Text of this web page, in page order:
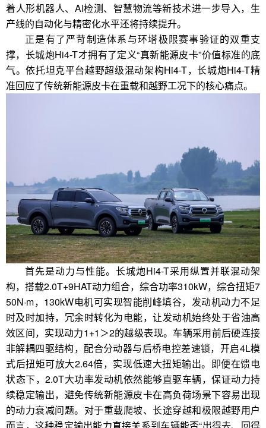
着人形机器人、AI检测、智慧物流等新技术进一步导入，生
产线的自动化与精密化水平还将持续提升。
正是有了严苛制造体系与环塔极限赛事验证的双重支
撑，长城炮Hi4-T才拥有了定义“真新能源皮卡”价值标准的底
气。依托坦克平台越野超级混动架构Hi4-T，长城炮Hi4-T精
准回应了传统新能源皮卡在重载和越野工况下的核心痛点。
首先是动力与性能。长城炮Hi4-T采用纵置并联混动架
构，搭载2.0T+9HAT动力组合，综合功率310kW，综合扭矩7
50N·m，130kW电机可实现智能削峰填谷，发动机动力不足
时及时加持，冗余时转化为电能，让发动机始终处于省油高
效区间，实现动力1+1＞2的越级表现。车辆采用前后硬连接
非解耦四驱结构，配合分动器与后桥电控差速锁，开启4L模
式后扭矩可放大2.64倍，实现低速大扭矩输出。即便在馈电
状态下，2.0T大功率发动机依然能够直驱车辆，保证动力持
续稳定输出，避免传统新能源皮卡在高负荷场景下容易出现
的动力衰减问题。对于重载爬坡、长途穿越和极限越野用户
而言，这种稳定输出能力直接关系到车辆能否“出得去、回得